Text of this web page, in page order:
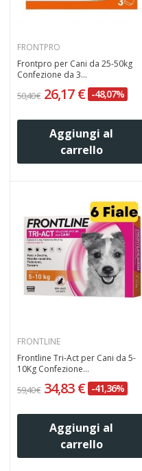
FRONTPRO
Frontpro per Cani da 25-50kg
Confezione da 3...
50,40 € 26,17 € -48,07%
Aggiungi al
carrello
FRONTLINE
Frontline Tri-Act per Cani da 5-
10Kg Confezione...
59,40 € 34,83 € -41,36%
Aggiungi al
carrello